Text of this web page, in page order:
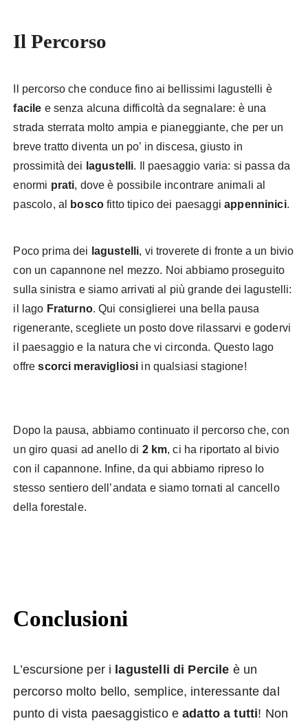
Il Percorso
Il percorso che conduce fino ai bellissimi lagustelli è
facile e senza alcuna difficoltà da segnalare: è una
strada sterrata molto ampia e pianeggiante, che per un
breve tratto diventa un po’ in discesa, giusto in
prossimità dei lagustelli. Il paesaggio varia: si passa da
enormi prati, dove è possibile incontrare animali al
pascolo, al
bosco fitto tipico dei paesaggiappenninici.
Poco prima dei lagustelli, vi troverete di fronte a un bivio
con un capannone nel mezzo. Noi abbiamo proseguito
sulla sinistra e siamo arrivati al più grande dei lagustelli:
il lago Fraturno. Qui consiglierei una bella pausa
rigenerante, scegliete un posto dove rilassarvi e godervi
il paesaggio e la natura che vi circonda. Questo lago
offrescorci meravigliosi in qualsiasi stagione!
Dopo la pausa, abbiamo continuato il percorso che, con
un giro quasi ad anello di 2 km, ci ha riportato al bivio
con il capannone. Infine, da qui abbiamo ripreso lo
stesso sentiero dell’andata e siamo tornati al cancello
della forestale.
Conclusioni
L’escursione per i lagustelli di Percile è un
percorso molto bello, semplice, interessante dal
punto di vista paesaggistico eadatto a tutti! Non